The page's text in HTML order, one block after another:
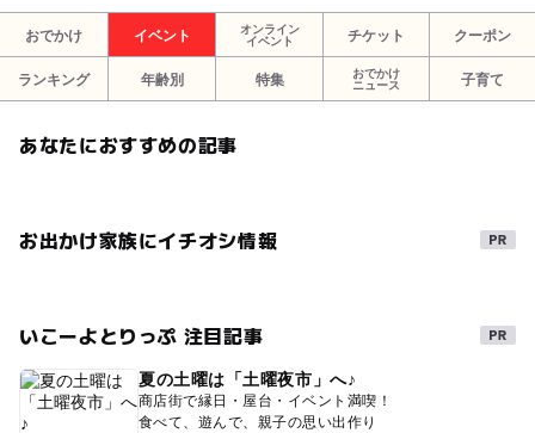
おでかけ イベント
オンライン
イベント
チケット クーポン
ランキング 年齢別 特集
おでかけ
ニュース
子育て
あなたにおすすめの記事
お出かけ家族にイチオシ情報
いこーよとりっぷ 注目記事
夏の土曜は「土曜夜市」へ♪
商店街で縁日・屋台・イベント満喫！
食べて、遊んで、親子の思い出作り